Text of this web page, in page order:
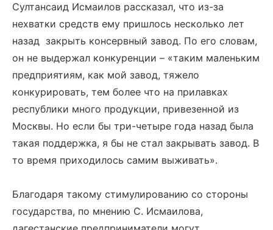
Султансаид Исмаилов рассказал, что из-за
нехватки средств ему пришлось несколько лет
назад закрыть консервный завод. По его словам,
он не выдержал конкуренции – «таким маленьким
предприятиям, как мой завод, тяжело
конкурировать, тем более что на прилавках
республики много продукции, привезенной из
Москвы. Но если бы три-четыре года назад была
такая поддержка, я бы не стал закрывать завод. В
то время приходилось самим выживать».
Благодаря такому стимулированию со стороны
государства, по мнению С. Исмаилова,